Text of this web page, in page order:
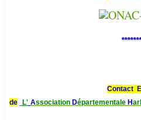
*******
Contact
de
L' Association Départementale H